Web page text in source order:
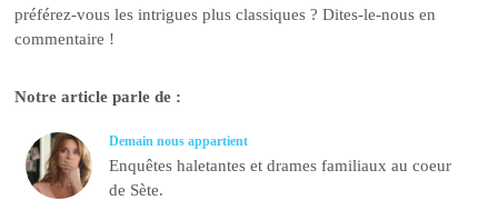
préférez-vous les intrigues plus classiques ? Dites-le-nous en
commentaire !
Notre article parle de :
Demain nous appartient
Enquêtes haletantes et drames familiaux au coeur
de Sète.